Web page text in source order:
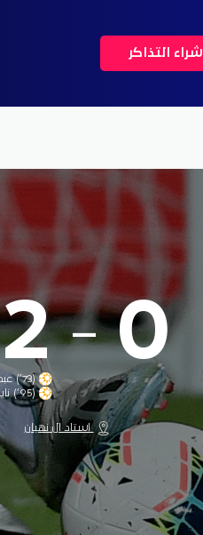
شراء التذاكر
0
-
2
(73’) عبدالله أحمد
(95’) نايف أحمد
استاد ال نهيان